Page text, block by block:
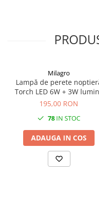
Milagro
Lampă de perete
Torch LED 6W + 3W
neutră 55 cm negru
195,00 RON
78 IN STOC
ADAUGA IN COS